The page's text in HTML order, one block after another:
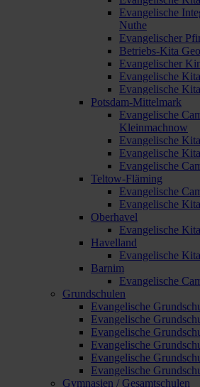
Evangelische
Nuthe
Evangelischer
Betriebs-Kita
Evangelischer
Evangelische
Evangelische
Potsdam-Mittelmark
Evangelische
Kleinmachnow
Evangelische
Evangelische
Evangelische
Teltow-Fläming
Evangelische
Evangelische
Oberhavel
Evangelische
Havelland
Evangelische
Barnim
Evangelische
Grundschulen
Evangelische
Evangelische
Evangelische
Evangelische
Evangelische
Evangelische
Gymnasien / Gesamtschulen